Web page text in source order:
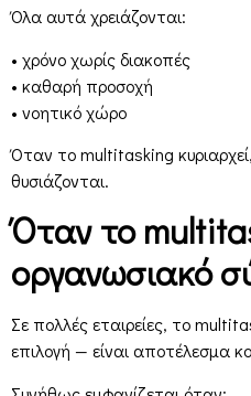
Όλα αυτά χρειάζονται:
• χρόνο χωρίς διακοπές
• καθαρή προσοχή
• νοητικό χώρο
Όταν το multitasking
θυσιάζονται.
Όταν το
οργανωσιακό
Σε πολλές εταιρείες, το
επιλογή — είναι αποτέλεσμα